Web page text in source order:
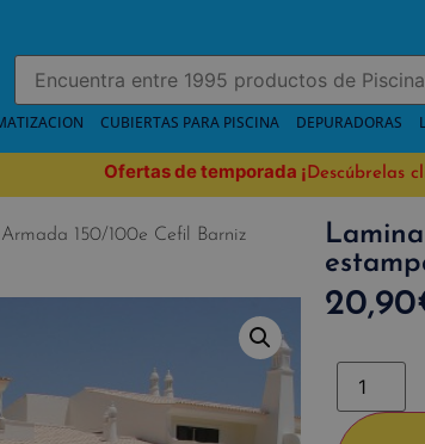
CUBIERTAS PARA PISCINA DEPURADORAS
Ofertas de temporada ¡ Descúbrelas
150/100e Cefil Barniz
20,90